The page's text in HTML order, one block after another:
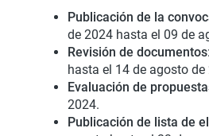
Publicación de la
de 2024 hasta el 09 de
Revisión de documentos
hasta el 14 de agosto de
Evaluación de
2024.
Publicación de lista de